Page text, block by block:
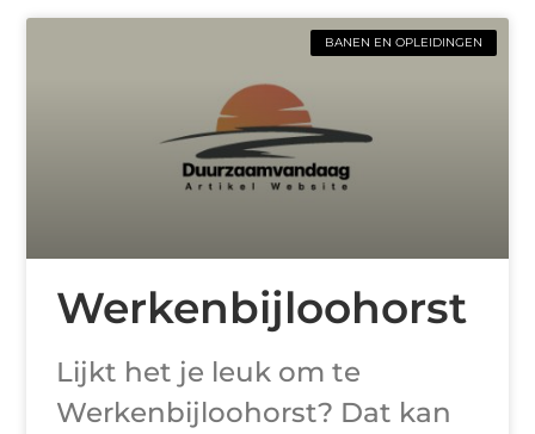
BANEN EN OPLEIDINGEN
Werkenbijloohorst
Lijkt het je leuk om te
Werkenbijloohorst? Dat kan